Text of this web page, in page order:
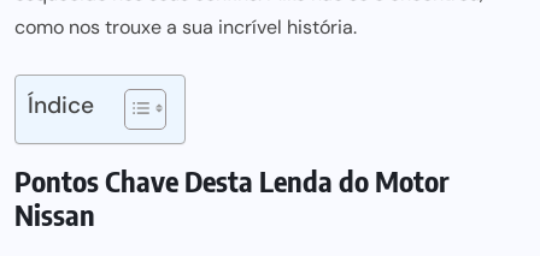
como nos trouxe a sua incrível história.
Índice
Pontos Chave Desta Lenda do Motor
Nissan